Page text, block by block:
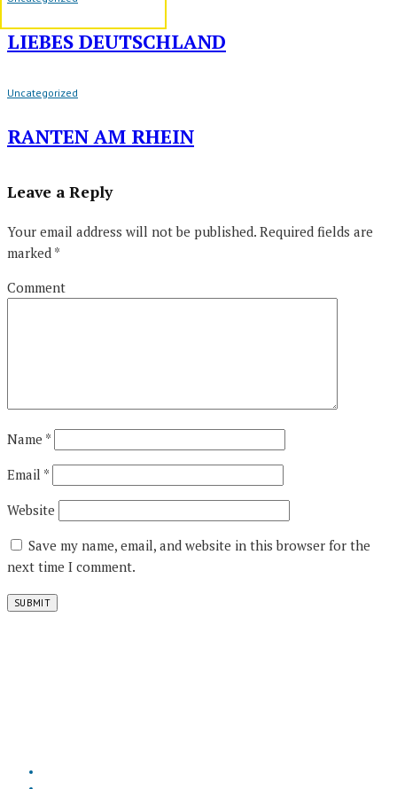
LIEBES DEUTSCHLAND
Uncategorized
RANTEN AM RHEIN
Leave a Reply
Your email address will not be published. Required fields are
marked *
Comment
Name *
Email *
Website
Save my name, email, and website in this browser for the
next time I comment.